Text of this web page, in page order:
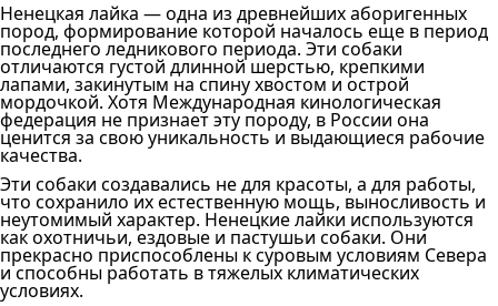
Ненецкая лайка — одна из древнейших аборигенных
пород, формирование которой началось еще в период
последнего ледникового периода. Эти собаки
отличаются густой длинной шерстью, крепкими
лапами, закинутым на спину хвостом и острой
мордочкой. Хотя Международная кинологическая
федерация не признает эту породу, в России она
ценится за свою уникальность и выдающиеся рабочие
качества.
Эти собаки создавались не для красоты, а для работы,
что сохранило их естественную мощь, выносливость и
неутомимый характер. Ненецкие лайки используются
как охотничьи, ездовые и пастушьи собаки. Они
прекрасно приспособлены к суровым условиям Севера
и способны работать в тяжелых климатических
условиях.